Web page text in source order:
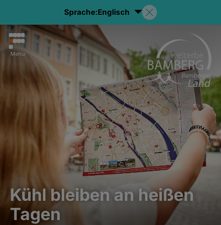
Sprache:Englisch
Menu
Kühl bleiben an heißen
Tagen